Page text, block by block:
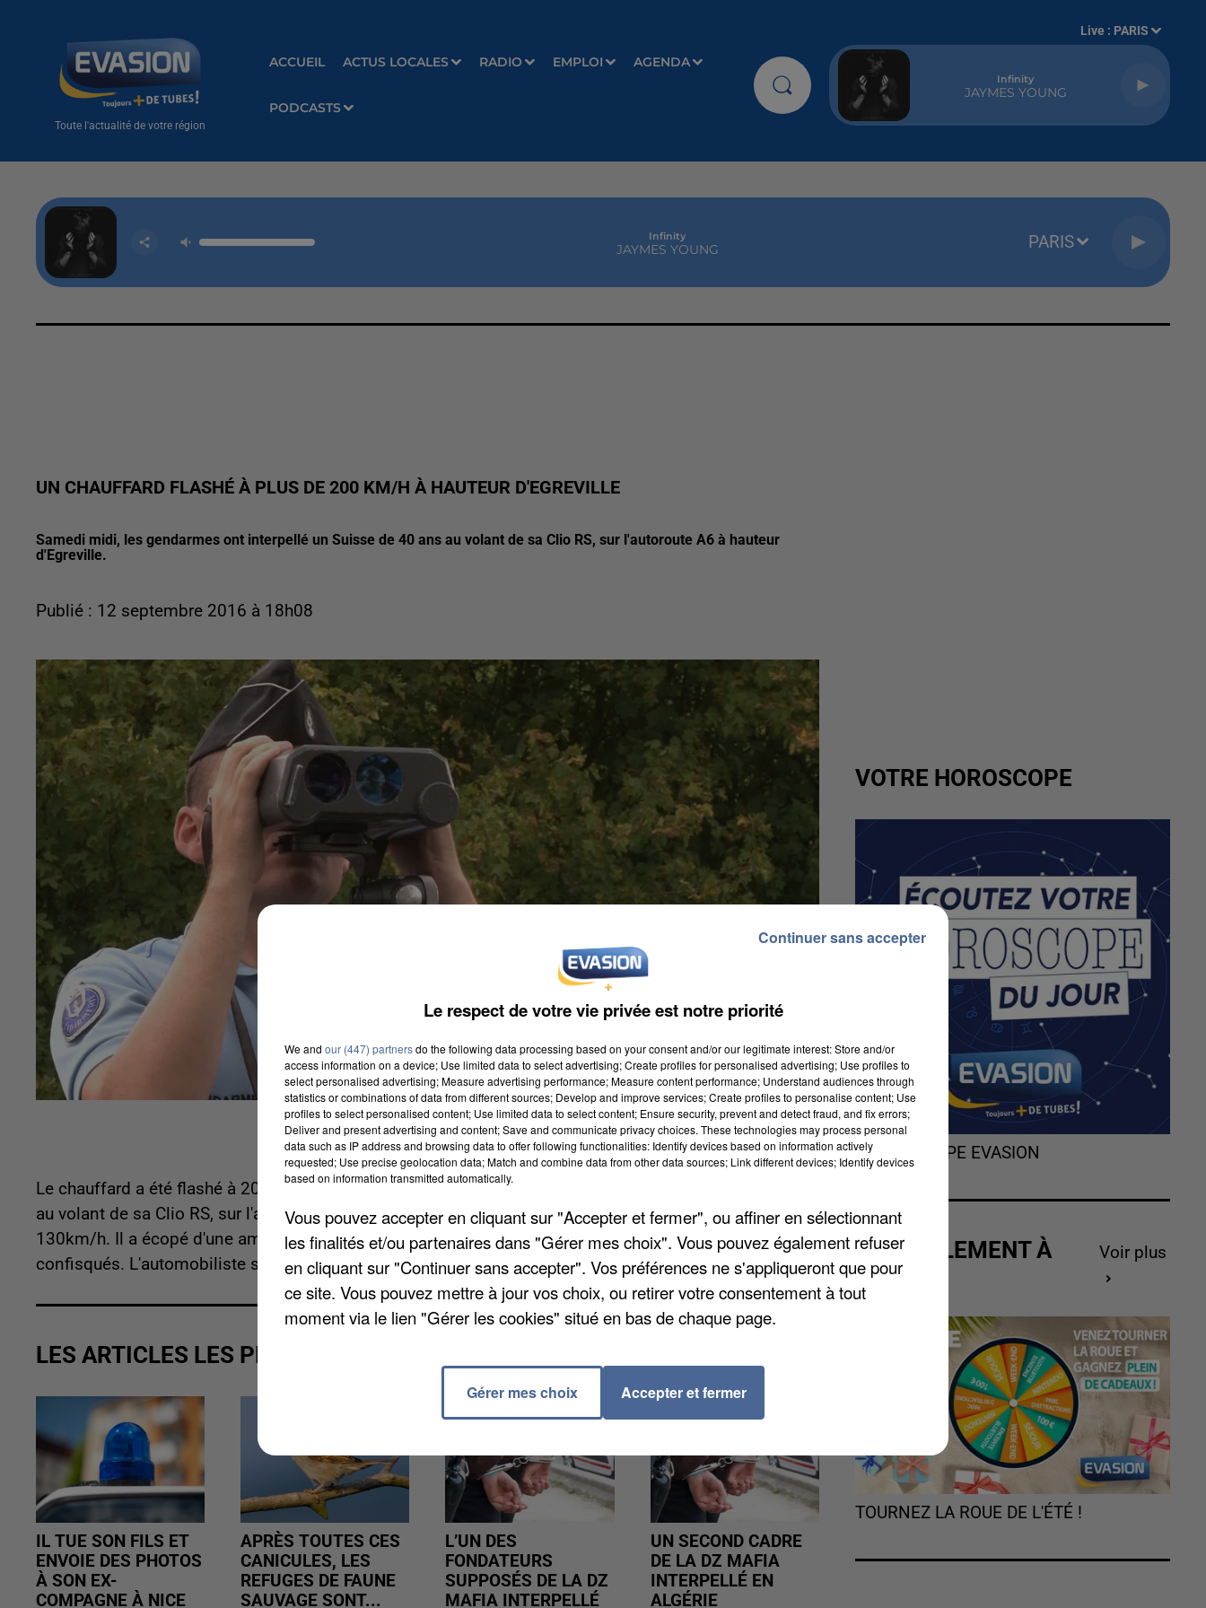
Toute l'actualité de votre région
ACCUEIL ACTUS LOCALES RADIO EMPLOI AGENDA
PODCASTS
Live : PARIS
Infinity
JAYMES YOUNG
Infinity
JAYMES YOUNG PARIS
UN CHAUFFARD FLASHÉ À PLUS DE 200 KM/H À HAUTEUR D'EGREVILLE
Samedi midi, les gendarmes ont interpellé un Suisse de 40 ans au volant de sa Clio RS, sur l'autoroute A6 à hauteur
d'Egreville.
Publié : 12 septembre 2016 à 18h08
Le chauffard a été flashé à 208km/h. Samedi midi, les gendarmes ont interpellé un Suisse de 40 ans
au volant de sa Clio RS, sur l'autoroute A6 à hauteur d'Egreville alors que la limitation de vitesse est de
130km/h. Il a écopé d'une amende de 750 euros. Son permis et sa voiture ont été provisoirement
confisqués. L'automobiliste sera convoqué devant le tribunal dans quelque temps.
LES ARTICLES LES PLUS VUS
IL TUE SON FILS ET
ENVOIE DES PHOTOS
À SON EX-
COMPAGNE À NICE
APRÈS TOUTES CES
CANICULES, LES
REFUGES DE FAUNE
SAUVAGE SONT...
L’UN DES
FONDATEURS
SUPPOSÉS DE LA DZ
MAFIA INTERPELLÉ
UN SECOND CADRE
DE LA DZ MAFIA
INTERPELLÉ EN
ALGÉRIE
VOTRE HOROSCOPE
L'HOROSCOPE EVASION
ACTUELLEMENT À
GAGNER
Voir plus
TOURNEZ LA ROUE DE L'ÉTÉ !
Le respect de votre vie privée est notre priorité
We and our (447) partnersdo the following data processing based on your consent and/or our legitimate interest: Store and/or
access information on a device; Use limited data to select advertising; Create profiles for personalised advertising; Use profiles to
select personalised advertising; Measure advertising performance; Measure content performance; Understand audiences through
statistics or combinations of data from different sources; Develop and improve services; Create profiles to personalise content; Use
profiles to select personalised content; Use limited data to select content; Ensure security, prevent and detect fraud, and fix errors;
Deliver and present advertising and content; Save and communicate privacy choices. These technologies may process personal
data such as IP address and browsing data to offer following functionalities: Identify devices based on information actively
requested; Use precise geolocation data; Match and combine data from other data sources; Link different devices; Identify devices
based on information transmitted automatically.
Vous pouvez accepter en cliquant sur "Accepter et fermer", ou affiner en sélectionnant
les finalités et/ou partenaires dans "Gérer mes choix". Vous pouvez également refuser
en cliquant sur "Continuer sans accepter". Vos préférences ne s'appliqueront que pour
ce site. Vous pouvez mettre à jour vos choix, ou retirer votre consentement à tout
moment via le lien "Gérer les cookies" situé en bas de chaque page.
Gérer mes choix Accepter et fermer
Continuer sans accepter